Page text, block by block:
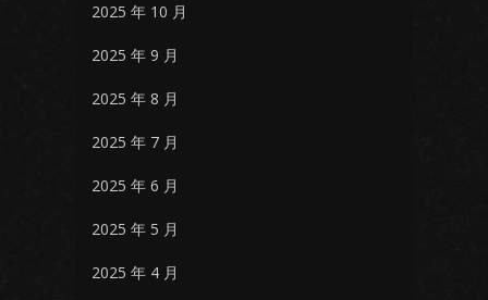
2025 年 10 月
2025 年 9 月
2025 年 8 月
2025 年 7 月
2025 年 6 月
2025 年 5 月
2025 年 4 月